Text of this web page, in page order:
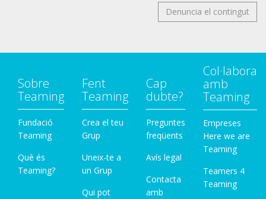
Denuncia el contingut
Sobre
Teaming
Fundació
Teaming
Què és
Teaming?
Fent
Teaming
Crea el teu
Grup
Uneix-te a
un Grup
Qui pot
Cap
dubte?
Preguntes
freqüents
Avís legal
Contacta
amb
Col·labora
amb
Teaming
Empreses
Here we are
Teaming
Teamers 4
Teaming